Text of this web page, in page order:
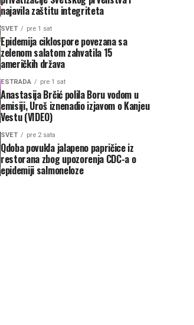
najavila zaštitu integriteta
SVET pre 1 sat
Epidemija ciklospore povezana sa
zelenom salatom zahvatila 15
američkih država
ESTRADA pre 1 sat
Anastasija Brčić polila Boru vodom u
emisiji, Uroš iznenadio izjavom o Kanjeu
Vestu (VIDEO)
SVET pre 2 sata
Qdoba povukla jalapeno papričice iz
restorana zbog upozorenja CDC-a o
epidemiji salmoneloze